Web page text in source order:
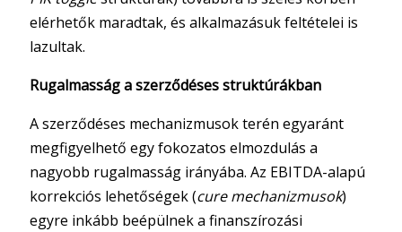
elérhetők maradtak, és alkalmazásuk feltételei is
lazultak.
Rugalmasság a szerződéses struktúrákban
A szerződéses mechanizmusok terén egyaránt
megfigyelhető egy fokozatos elmozdulás a
nagyobb rugalmasság irányába. Az EBITDA-alapú
korrekciós lehetőségek (cure mechanizmusok)
egyre inkább beépülnek a finanszírozási